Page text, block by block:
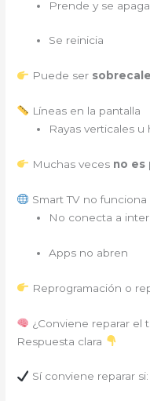
Prende y se apaga
Se reinicia
Puede ser
Líneas en la pantalla
Rayas verticales
Muchas veces no es
Smart TV no funciona
No conecta a
Apps no abren
Reprogramación o
¿Conviene reparar el
Respuesta clara
Sí conviene reparar si: